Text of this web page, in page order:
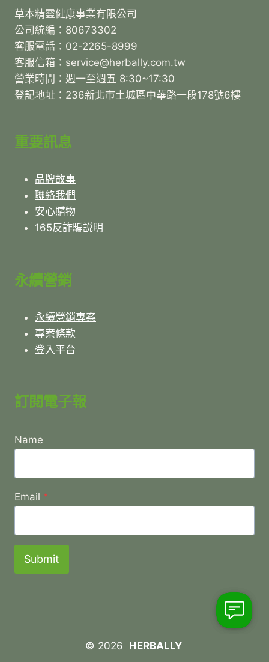
薦
｜
5
種
精
油
打
造
月
中
秋
精
油
香
薦
草本精靈健康事業有限公司
公司統編：80673302
客服電話：02-2265-8999
客服信箱：service@herbally.com.tw
營業時間：週一至週五 8:30~17:30
登記地址：236新北市土城區中華路一段178號6樓
重要訊息
品牌故事
聯絡我們
安心購物
165反詐騙説明
永續營銷
永續營銷專案
專案條款
登入平台
訂閱電子報
Name
Email *
Submit
© 2026 HERBALLY